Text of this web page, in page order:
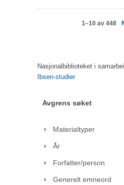
1–10 av 448
Nasjonalbiblioteket i
Ibsen-studier
Avgrens søket
Materialtyper
År
Forfatter/person
Generelt emneord